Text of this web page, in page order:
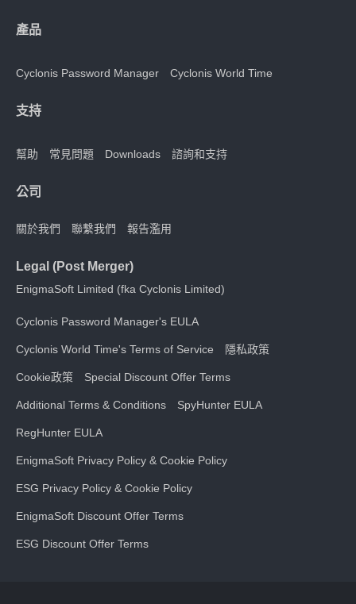
產品
Cyclonis Password Manager Cyclonis World Time
支持
幫助 常見問題 Downloads 諮詢和支持
公司
關於我們 聯繫我們 報告濫用
Legal (Post Merger)
EnigmaSoft Limited (fka Cyclonis Limited)
Cyclonis Password Manager's EULA
Cyclonis World Time's Terms of Service 隱私政策
Cookie政策 Special Discount Offer Terms
Additional Terms & Conditions SpyHunter EULA
RegHunter EULA
EnigmaSoft Privacy Policy & Cookie Policy
ESG Privacy Policy & Cookie Policy
EnigmaSoft Discount Offer Terms
ESG Discount Offer Terms